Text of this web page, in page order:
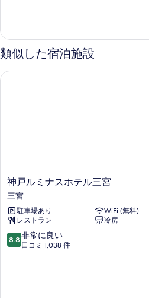
細
類似した宿泊施設
神
戸
ル
ミ
ナ
ス
ホ
神戸ルミナスホテル三宮
三宮
駐車場あり
WiFi (無料)
レストラン
冷房
10
段
8.8 非常に良い
口コミ 1,038 件
神戸ルミナスホテル三宮